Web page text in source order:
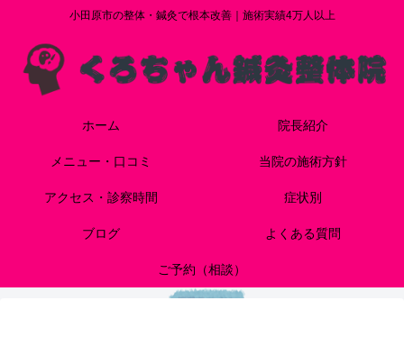
小田原市の整体・鍼灸で根本改善｜施術実績4万人以上
ホーム 院長紹介
メニュー・口コミ 当院の施術方針
アクセス・診察時間 症状別
ブログ よくある質問
ご予約（相談）